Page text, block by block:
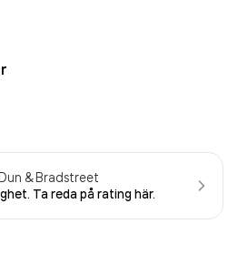
& Bradstreet
Ta reda på rating här.